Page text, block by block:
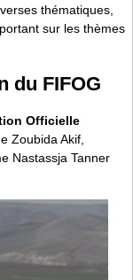
thématiques,
sur les thèmes
du FIFOG
Officielle
Zoubida Akif,
Nastassja Tanner